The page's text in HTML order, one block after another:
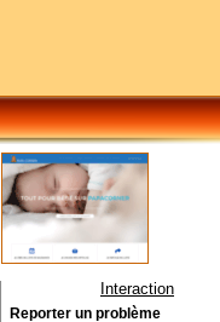
Interaction
Reporter un problème